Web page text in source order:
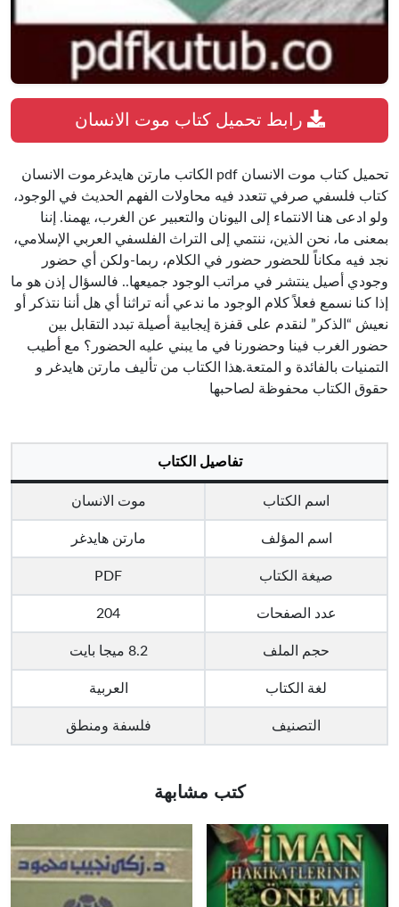
تحميل كتاب موت الانسان pdf الكاتب مارتن هايدغرموت الانسان
كتاب فلسفي صرفي تتعدد فيه محاولات الفهم الحديث في الوجود،
ولو ادعى هنا الانتماء إلى اليونان والتعبير عن الغرب، يهمنا. إننا
بمعنى ما، نحن الذين، ننتمي إلى التراث الفلسفي العربي الإسلامي،
نجد فيه مكاناً للحضور حضور في الكلام، ربما-ولكن أي حضور
وجودي أصيل ينتشر في مراتب الوجود جميعها.. فالسؤال إذن هو ما
إذا كنا نسمع فعلاً كلام الوجود ما ندعي أنه تراثنا أي هل أننا نتذكر أو
نعيش “الذكر” لنقدم على قفزة إيجابية أصيلة تبدد التقابل بين
حضور الغرب فينا وحضورنا في ما يبني عليه الحضور؟ مع أطيب
التمنيات بالفائدة و المتعة.هذا الكتاب من تأليف مارتن هايدغر و
حقوق الكتاب محفوظة لصاحبها
تفاصيل الكتاب
اسم الكتاب موت الانسان
اسم المؤلف مارتن هايدغر
صيغة الكتاب PDF
عدد الصفحات 204
حجم الملف 8.2 ميجا بايت
لغة الكتاب العربية
التصنيف فلسفة ومنطق
كتب مشابهة